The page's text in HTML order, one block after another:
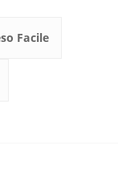
Facile